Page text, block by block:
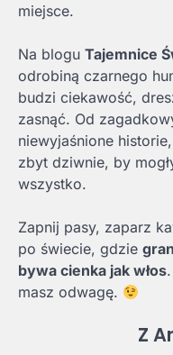
miejsce.
Na blogu Tajemnice
odrobiną czarnego
budzi ciekawość,
zasnąć. Od
niewyjaśnione
zbyt dziwnie, by
wszystko.
Zapnij pasy, zaparz
po świecie, gdzie
bywa cienka jak włos
masz odwagę.
Z